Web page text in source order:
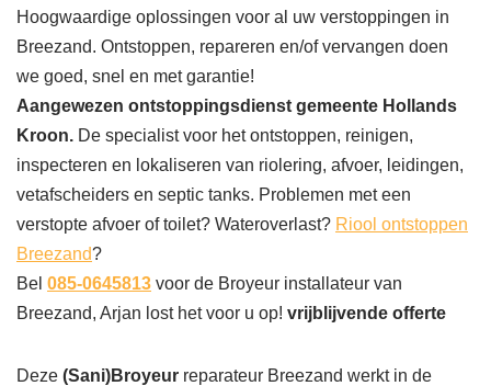
Hoogwaardige oplossingen voor al uw verstoppingen in
Breezand. Ontstoppen, repareren en/of vervangen doen
we goed, snel en met garantie!
Aangewezen ontstoppingsdienst gemeente Hollands
Kroon. De specialist voor het ontstoppen, reinigen,
inspecteren en lokaliseren van riolering, afvoer, leidingen,
vetafscheiders en septic tanks. Problemen met een
verstopte afvoer of toilet? Wateroverlast? Riool ontstoppen
Breezand?
Bel 085-0645813 voor de Broyeur installateur van
Breezand, Arjan lost het voor u op! vrijblijvende offerte
Deze (Sani)Broyeur reparateur Breezand werkt in de